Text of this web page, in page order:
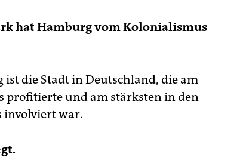
hat Hamburg vom Kolonialismus
ist die Stadt in Deutschland, die am
profitierte und am stärksten in den
involviert war.